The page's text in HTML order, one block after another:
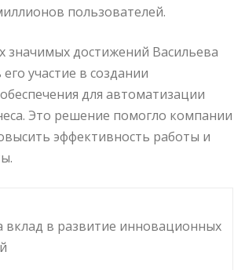
пользователей.
значимых достижений Васильева
участие в создании
для автоматизации
Это решение помогло компании
эффективность работы и
вклад в развитие инновационных